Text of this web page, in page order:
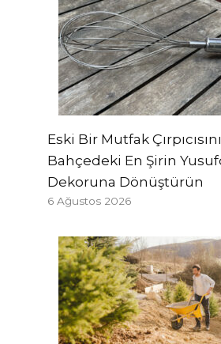
Eski Bir Mutfak
Bahçedeki En Şirin
Dekoruna Dönüştürün
6 Ağustos 2026